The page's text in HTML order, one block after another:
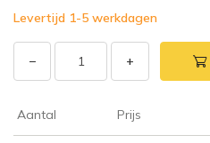
Levertijd 1-5 werkdagen
− +
Aantal Prijs